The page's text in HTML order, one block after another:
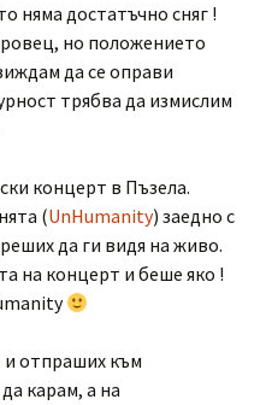
няма достатъчно сняг !
но положението
да се оправи
трябва да измислим
концерт в Пъзела.
(UnHumanity) заедно с
да ги видя на живо.
на концерт и беше яко !
и отпраших към
карам, а на